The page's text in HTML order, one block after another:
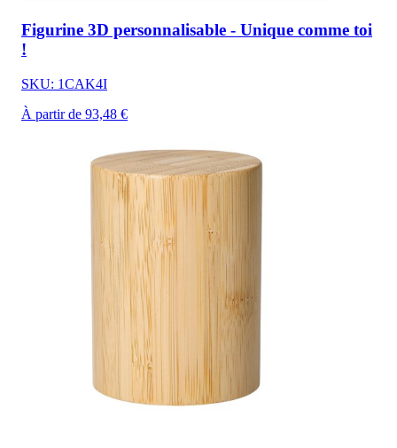
Figurine 3D personnalisable - Unique comme toi
!
SKU: 1CAK4I
À partir de 93,48 €